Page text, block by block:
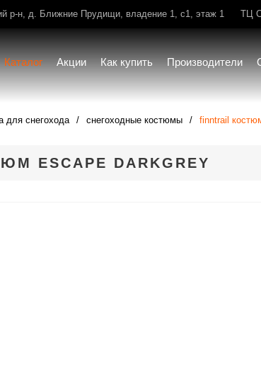
н, д. Ближние Прудищи, владение 1, с1, этаж 1 ТЦ
Каталог Акции Как купить Производители
для снегохода снегоходные костюмы finntrail
ESCAPE DARKGREY